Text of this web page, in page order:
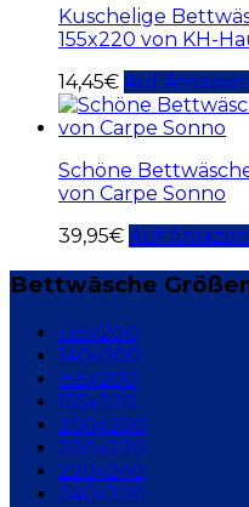
Kuschelige
155x220 von KH-
14,45€ Auf Amazon
Schöne
von Carpe Sonno
39,95€ Auf
Bettwäsche
135x200
140x200
155x200
155x220
200x200
200x220
220x240
240x220